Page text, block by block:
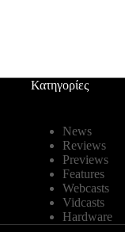
Κατηγορίες
News
Reviews
Previews
Features
Webcasts
Vidcasts
Hardware